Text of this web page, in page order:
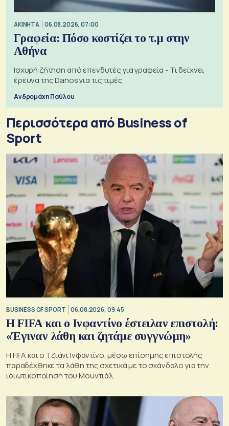
ΑΚΙΝΗΤΑ 06.08.2026, 07:00
Γραφεία: Πόσο κοστίζει το τ.μ στην
Αθήνα
Ισχυρή ζήτηση από επενδυτές για γραφεία - Τι δείχνει
έρευνα της Danos για τις τιμές
Ανδρομάχη Παύλου
Περισσότερα από Business of
Sport
BUSINESS OF SPORT 06.08.2026, 09:45
Η FIFA και ο Ινφαντίνο έστειλαν επιστολή:
«Έγιναν λάθη και ζητάμε συγγνώμη»
Η FIFA και ο Τζιάνι Ινφαντίνο, μέσω επίσημης επιστολής
παραδέχθηκε τα λάθη της σχετικά με το σκάνδαλο για την
ιδιωτικοποίηση του Μουντιάλ.